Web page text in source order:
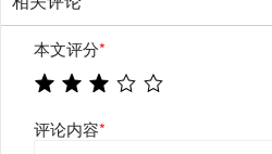
本文评分*
评论内容*